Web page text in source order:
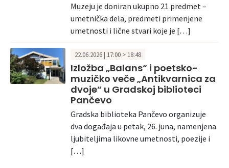
Muzeju je doniran ukupno 21 predmet –
umetnička dela, predmeti primenjene
umetnosti i lične stvari koje je […]
22.06.2026 | 17:00 > 18:48
Izložba „Balans“ i poetsko-
muzičko veče „Antikvarnica za
dvoje“ u Gradskoj biblioteci
Pančevo
Gradska biblioteka Pančevo organizuje
dva događaja u petak, 26. juna, namenjena
ljubiteljima likovne umetnosti, poezije i
[…]